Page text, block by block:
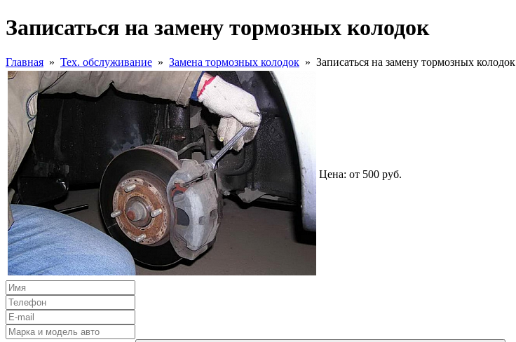
Записаться на замену тормозных колодок
Главная » Тех. обслуживание » Замена тормозных колодок » Записаться на замену тормозных колодок
Цена: от 500 руб.